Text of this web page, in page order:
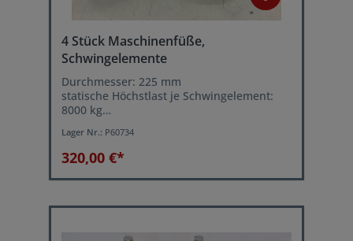
4 Stück Maschinenfüße,
Schwingelemente
Durchmesser: 225 mm
statische Höchstlast je Schwingelement:
8000 kg
Stellschraube
Lager Nr.: P60734
320,00 €*